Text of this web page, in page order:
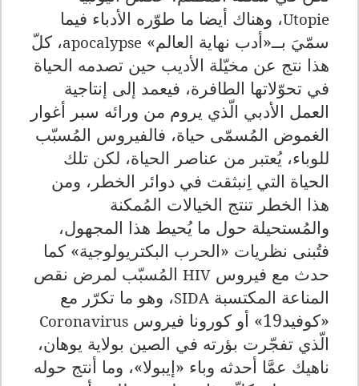
Utopie، وهناك أيضا ما طوّره الأدباء فيما
سمّيَ بــ«أدب نهاية العالم» apocalypse، كلّ
هذا نتج عن مخيّلة الأديب حين تصدمه الحياة
في تحوّلاتها الطافرة، فيعمد إلى إنتاجية
العمل الأدبي الّذي يروم من ورائه سبر أغوار
الغموض المُسمّى حياة، فالفيروس المُسبّب
للوباء، يُعتبر من عناصر الحياة، لكن تلك
الحياة التي اِنبثقت في دوائر الخطر، ومن
هذا الخطر تنتج الخيالات المُمكنة
والمُستحيلة حول ما يُحيط هذا المجهول،
فتُبنى نظريات «الحرب البكتريولوجية» كما
حدث مع فيروس HIV المُسبّب لمرض نقص
المناعة المكتسبةSIDA، وهو ما تكرّر مع
«كوفيد19» أو كورونا فيروس
Coronavirus
الّذي تفجّرت بؤرته في الصين بولاية يوهان،
ناهيك عمَّا أحدثه وباء «إيبولا»، وما أنتج حوله